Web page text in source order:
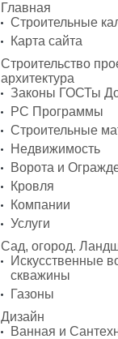
Главная
Строительные
Карта сайта
Строительство
архитектура
Законы ГОСТы
PC Программы
Строительные
Недвижимость
Ворота и
Кровля
Компании
Услуги
Сад, огород.
Искусственные
скважины
Газоны
Дизайн
Ванная и